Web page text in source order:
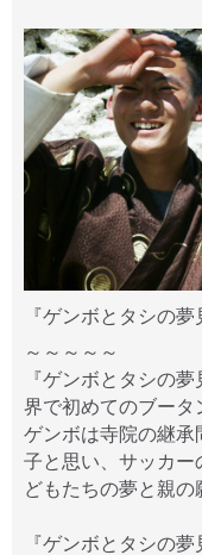
『ゲンボとタシの夢
～～～～～
『ゲンボとタシの
界で初めてのブータ
ゲンボは寺院の継承
子と思い、サッカー
どもたちの夢と親の
『ゲンボとタシの夢